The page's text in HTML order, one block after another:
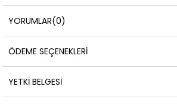
YORUMLAR(0)
ÖDEME SEÇENEKLERI
YETKİ BELGESİ